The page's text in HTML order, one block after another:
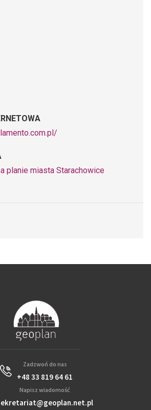
planie miasta Starachowice
Zadzwoń do nas
+48 33 819 64 61
Napisz wiadomość